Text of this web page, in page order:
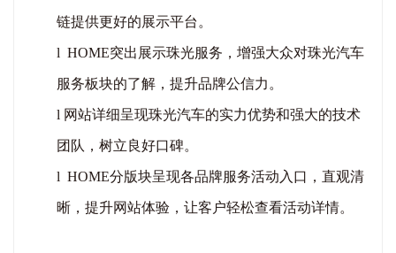
链提供更好的展示平台。
l HOME突出展示珠光服务，增强大众对珠光汽车
服务板块的了解，提升品牌公信力。
l 网站详细呈现珠光汽车的实力优势和强大的技术
团队，树立良好口碑。
l HOME分版块呈现各品牌服务活动入口，直观清
晰，提升网站体验，让客户轻松查看活动详情。